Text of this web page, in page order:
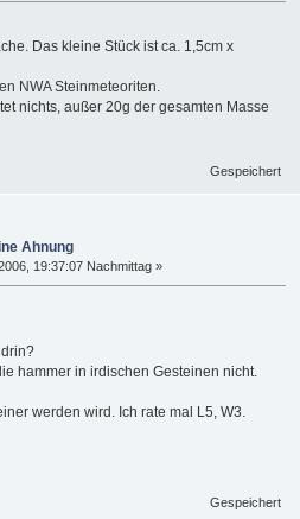
Das kleine Stück ist ca. 1,5cm x
NWA Steinmeteoriten.
nichts, außer 20g der gesamten Masse
Gespeichert
Ahnung
19:37:07 Nachmittag »
hammer in irdischen Gesteinen nicht.
werden wird. Ich rate mal L5, W3.
Gespeichert